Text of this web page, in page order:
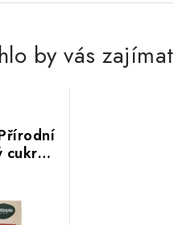
by vás zajímat
cukr
g